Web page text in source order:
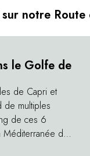
notre Route
©
le Golfe de
de Capri et
de multiples
de ces 6
des